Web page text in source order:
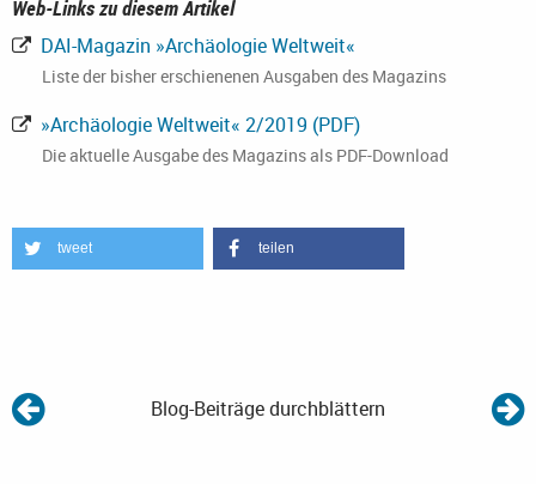
Web-Links zu diesem Artikel
DAI-Magazin »Archäologie Weltweit«
Liste der bisher erschienenen Ausgaben des Magazins
»Archäologie Weltweit« 2/2019 (PDF)
Die aktuelle Ausgabe des Magazins als PDF-Download
tweet teilen
Blog-Beiträge durchblättern